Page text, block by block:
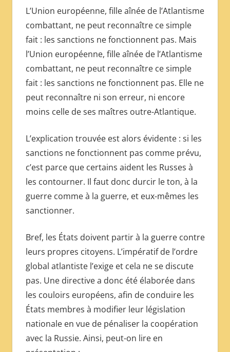
L’Union européenne, fille aînée de l’Atlantisme
combattant, ne peut reconnaître ce simple
fait : les sanctions ne fonctionnent pas. Mais
l’Union européenne, fille aînée de l’Atlantisme
combattant, ne peut reconnaître ce simple
fait : les sanctions ne fonctionnent pas. Elle ne
peut reconnaître ni son erreur, ni encore
moins celle de ses maîtres outre-Atlantique.
L’explication trouvée est alors évidente : si les
sanctions ne fonctionnent pas comme prévu,
c’est parce que certains aident les Russes à
les contourner. Il faut donc durcir le ton, à la
guerre comme à la guerre, et eux-mêmes les
sanctionner.
Bref, les États doivent partir à la guerre contre
leurs propres citoyens. L’impératif de l’ordre
global atlantiste l’exige et cela ne se discute
pas. Une directive a donc été élaborée dans
les couloirs européens, afin de conduire les
États membres à modifier leur législation
nationale en vue de pénaliser la coopération
avec la Russie. Ainsi, peut-on lire en